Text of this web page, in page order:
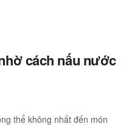
cách nấu nước
thể không nhất đến món